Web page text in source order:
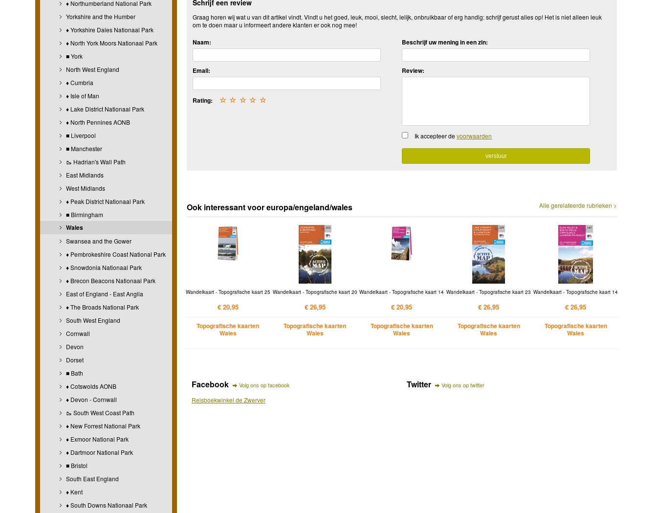
♦ Northumberland National Park
Yorkshire and the Humber
♦ Yorkshire Dales Nationaal Park
♦ North York Moors Nationaal Park
■ York
North West England
♦ Cumbria
♦ Isle of Man
♦ Lake District Nationaal Park
♦ North Pennines AONB
■ Liverpool
■ Manchester
🥾 Hadrian's Wall Path
East Midlands
West Midlands
♦ Peak District Nationaal Park
■ Birmingham
Wales
Swansea and the Gower
♦ Pembrokeshire Coast National Park
♦ Snowdonia Nationaal Park
♦ Brecon Beacons Nationaal Park
East of England - East Anglia
♦ The Broads National Park
South West England
Cornwall
Devon
Dorset
■ Bath
♦ Cotswolds AONB
♦ Devon - Cornwall
🥾 South West Coast Path
♦ New Forrest National Park
♦ Exmoor National Park
♦ Dartmoor National Park
■ Bristol
South East England
♦ Kent
♦ South Downs Nationaal Park
Schrijf een review
Graag horen wij wat u van dit artikel vindt. Vindt u het goed, leuk, mooi, slecht, lelijk, onbruikbaar of erg handig: schrijf gerust alles op! Het is niet alleen leuk
om te doen maar u informeert andere klanten er ook nog mee!
Naam:
Email:
Rating: ☆
☆
☆
☆
☆
Beschrijf uw mening in een zin:
Review:
Ik accepteer devoorwaarden
Alle gerelateerde rubrieken >
Ook interessant voor europa/engeland/wales
Wandelkaart - Topografische kaart 25
€ 20,95
Topografische kaarten
Wales
Wandelkaart - Topografische kaart 20
€ 26,95
Topografische kaarten
Wales
Wandelkaart - Topografische kaart 14
€ 20,95
Topografische kaarten
Wales
Wandelkaart - Topografische kaart 23
€ 26,95
Topografische kaarten
Wales
Wandelkaart - Topografische kaart 14
€ 26,95
Topografische kaarten
Wales
Facebook Volg ons op facebook
Reisboekwinkel de Zwerver
Twitter Volg ons op twitter